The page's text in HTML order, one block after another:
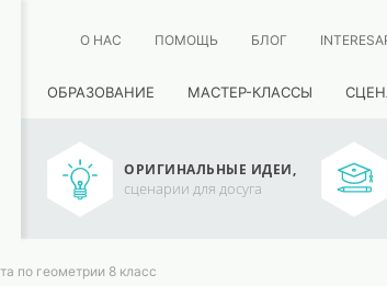
О НАС ПОМОЩЬ БЛОГ
ОБРАЗОВАНИЕ МАСТЕР-КЛАССЫ
ОРИГИНАЛЬНЫЕ ИДЕИ,
сценарии для досуга
по геометрии 8 класс